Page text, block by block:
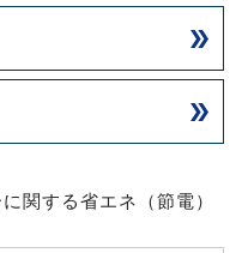
関する省エネ（節電）